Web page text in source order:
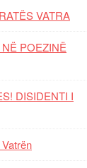
VATRA
POEZINË
DISIDENTI I